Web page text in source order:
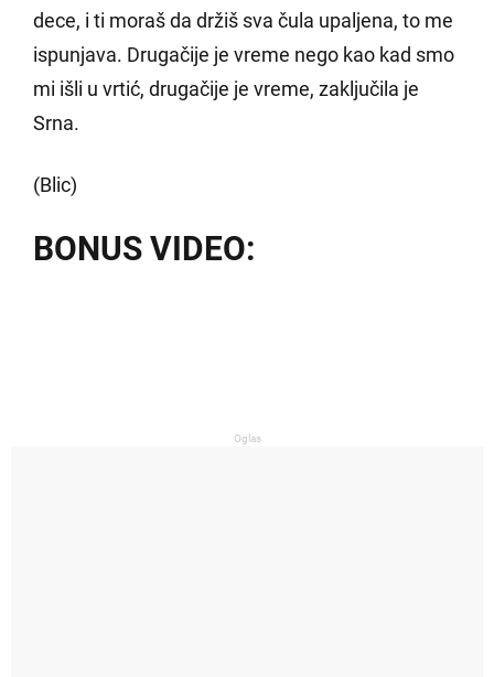
dece, i ti moraš da držiš sva čula upaljena, to me
ispunjava. Drugačije je vreme nego kao kad smo
mi išli u vrtić, drugačije je vreme, zaključila je
Srna.
(Blic)
BONUS VIDEO:
Oglas